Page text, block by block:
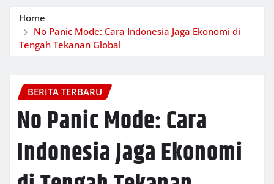
Home
No Panic Mode: Cara Indonesia Jaga Ekonomi di
Tengah Tekanan Global
BERITA TERBARU
No Panic Mode: Cara
Indonesia Jaga Ekonomi